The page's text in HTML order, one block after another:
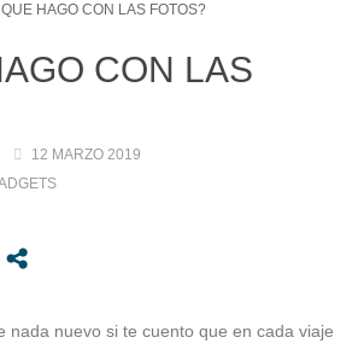
HAGO CON LAS FOTOS?
CON LAS
12 MARZO 2019
nada nuevo si te cuento que en cada viaje